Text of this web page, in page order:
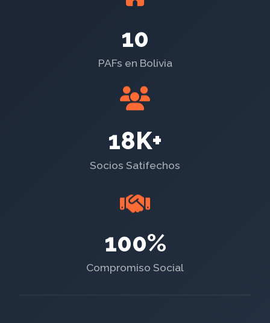
10
PAFs en Bolivia
18K+
Socios Satifechos
100%
Compromiso Social